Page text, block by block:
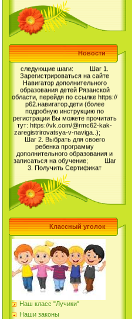
Новости
финансового положения своей
семьи сможет заниматься в
кружках и секциях. Чтобы
получить сертификат
дополнительного образования и
необходимо выполнить
следующие шаги: Шаг 1.
Зарегистрироваться на сайте
Навигатор дополнительного
образования детей Рязанской
области, перейдя по ссылке https://
р62.навигатор.дети (более
подробную инструкцию по
регистрации Вы можете прочитать
тут: https://vk.com/@rmc62-kak-
zaregistrirovatsya-v-naviga..);
Шаг 2. Выбрать для своего
ребенка программу
дополнительного образования и
записаться на обучение; Шаг
3. Получить Сертификат
дополнительного образования в
Личном кабинете пользователя на
сайте Навигатор дополнительного
образования детей Рязанской
области и использовать его для
обучения ребенка.
Регистрируйтесь на Навигаторе
уже сейчас, чтобы записать
ознакомиться с правилами
получения и использования
сертификата.
(https://www.gosuslugi.ru/), а также
внести СНИЛС в учетную запись в
ГИС согласно инструкции в
приложении. Обращаем внимание,
что у пользователей должна быть
подтвержденная учетная запись в
ЕСИА.
Классный уголок
Наш класс "Лучики"
Наши законы